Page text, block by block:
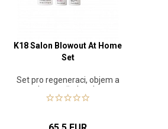
K18 Salon Blowout At Home
Set
Set pro regeneraci, objem a
ochranu před teplem